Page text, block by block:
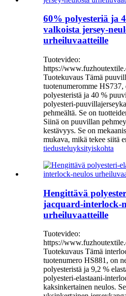
60% polyesteriä ja
valkoista jersey-
urheiluvaatteille
Tuotevideo:
https://
Tuotekuvaus Tämä
tuotenumeromme
polyesteristä ja 40 %
polyesteri-
pehmeältä. Se on
Siinä on puuvillan
kestävyys. Se on
mukava, mikä tekee siitä
tiedusteluyksityiskohta
Hengittävä
jacquard-interlock-
urheiluvaatteille
Tuotevideo:
https://
Tuotekuvaus Tämä
tuotenumero HS881, on
polyesteristä ja 9,2 %
polyesteri-elastaani-
kaksinkertainen neulos.